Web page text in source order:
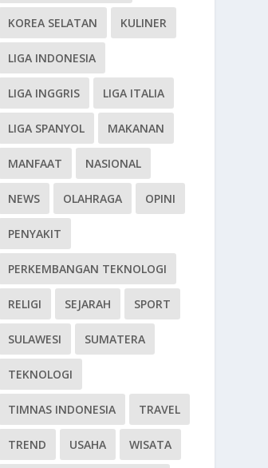
KOREA SELATAN KULINER
LIGA INDONESIA
LIGA INGGRIS LIGA ITALIA
LIGA SPANYOL MAKANAN
MANFAAT NASIONAL
NEWS OLAHRAGA OPINI
PENYAKIT
PERKEMBANGAN TEKNOLOGI
RELIGI SEJARAH SPORT
SULAWESI SUMATERA
TEKNOLOGI
TIMNAS INDONESIA TRAVEL
TREND USAHA WISATA